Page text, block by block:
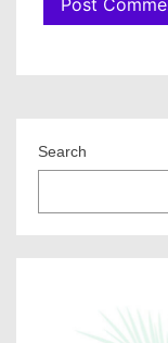
Search